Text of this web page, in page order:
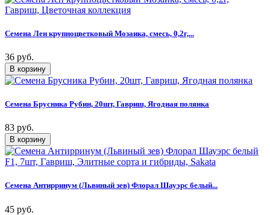
Семена Лен крупноцветковый Мозаика, смесь, 0,2г,...
36 руб.
Семена Брусника Рубин, 20шт, Гавриш, Ягодная полянка
83 руб.
Семена Антирринум (Львиный зев) Флорал Шауэрс белый...
45 руб.